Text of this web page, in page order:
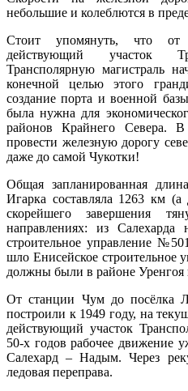
небольшие и колеблются в
Стоит упомянуть, что от
действующий участок
Трансполярную магистраль
конечной целью этого
создание порта и военной
была нужна для
районов Крайнего Севера. В
провести железную дорогу
даже до самой Чукотки!
Общая запланированная
Игарка составляла 1263 км
скорейшего завершения
направлениях: из Салехарда
строительное управление
шло Енисейское строительное
должны были в районе Уренгоя
От станции Чум до посёлка
построили к 1949 году, на
действующий участок
50-х годов рабочее движение
Салехард – Надым. Через
ледовая переправа.